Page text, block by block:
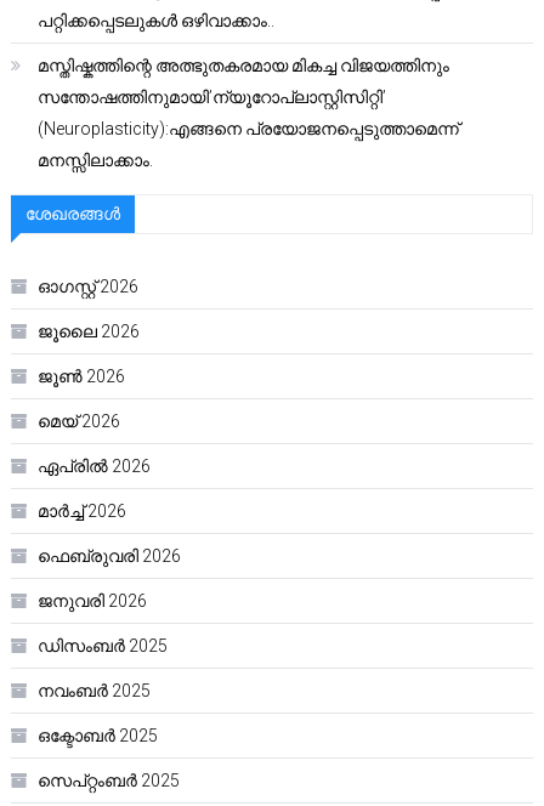
പറ്റിക്കപ്പെടലുകൾ ഒഴിവാക്കാം..
മസ്തിഷ്കത്തിന്റെ അത്ഭുതകരമായ മികച്ച വിജയത്തിനും
സന്തോഷത്തിനുമായി’ന്യൂറോപ്ലാസ്റ്റിസിറ്റി’
(Neuroplasticity):എങ്ങനെ പ്രയോജനപ്പെടുത്താമെന്ന്
മനസ്സിലാക്കാം.
ശേഖരങ്ങൾ
ഓഗസ്റ്റ്‌ 2026
ജൂലൈ 2026
ജൂൺ 2026
മെയ്‌ 2026
ഏപ്രിൽ 2026
മാർച്ച്‌ 2026
ഫെബ്രുവരി 2026
ജനുവരി 2026
ഡിസംബർ 2025
നവംബർ 2025
ഒക്ടോബർ 2025
സെപ്റ്റംബർ 2025